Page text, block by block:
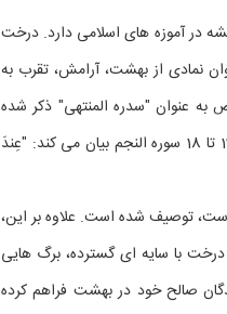
در آموزه های اسلامی دارد. درخت
نمادی از بهشت، آرامش، تقرب به
به عنوان "سدره المنتهی" ذکر شده
است. این درخت مکانی است که نهایت قرب الهی و جایی است که پیامبر (ص) در معراج به آن رسیدند. آیات 13 تا 18 سوره النجم بیان می کند: "عِندَ
توصیف شده است. علاوه بر این،
با سایه ای گسترده، برگ هایی
صالح خود در بهشت فراهم کرده